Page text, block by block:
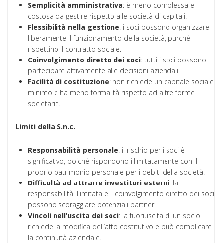
Semplicità amministrativa: è meno complessa e
costosa da gestire rispetto alle società di capitali.
Flessibilità nella gestione: i soci possono organizzare
liberamente il funzionamento della società, purché
rispettino il contratto sociale.
Coinvolgimento diretto dei soci: tutti i soci possono
partecipare attivamente alle decisioni aziendali.
Facilità di costituzione: non richiede un capitale sociale
minimo e ha meno formalità rispetto ad altre forme
societarie.
Limiti della S.n.c.
Responsabilità personale: il rischio per i soci è
significativo, poiché rispondono illimitatamente con il
proprio patrimonio personale per i debiti della società.
Difficoltà ad attrarre investitori esterni: la
responsabilità illimitata e il coinvolgimento diretto dei soci
possono scoraggiare potenziali partner.
Vincoli nell’uscita dei soci: la fuoriuscita di un socio
richiede la modifica dell’atto costitutivo e può complicare
la continuità aziendale.